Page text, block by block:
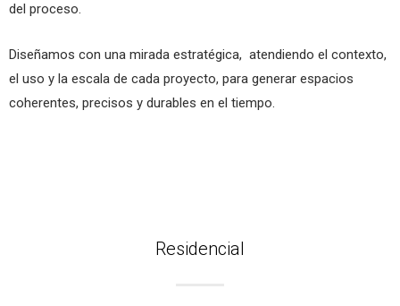
del proceso.
Diseñamos con una mirada estratégica, atendiendo el contexto,
el uso y la escala de cada proyecto, para generar espacios
coherentes, precisos y durables en el tiempo.
Residencial